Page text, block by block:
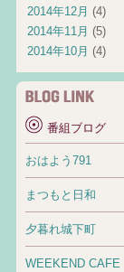
2014年12月 (4)
2014年11月 (5)
2014年10月 (4)
番組ブログ
おはよう791
まつもと日和
夕暮れ城下町
WEEKEND CAFE